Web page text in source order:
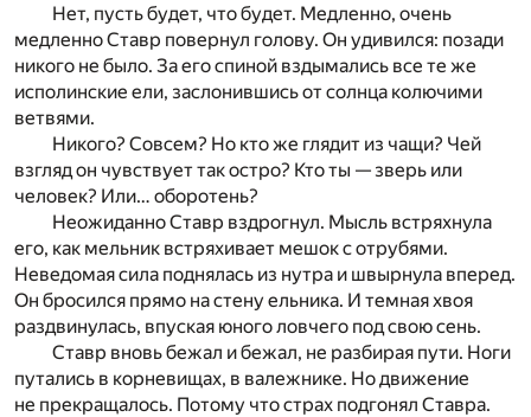
Нет, пусть будет, что будет. Медленно, очень
медленно Ставр повернул голову. Он удивился: позади
никого не было. За его спиной вздымались все те же
исполинские ели, заслонившись от солнца колючими
ветвями.
Никого? Совсем? Но кто же глядит из чащи? Чей
взгляд он чувствует так остро? Кто ты — зверь или
человек? Или… оборотень?
Неожиданно Ставр вздрогнул. Мысль встряхнула
его, как мельник встряхивает мешок с отрубями.
Неведомая сила поднялась из нутра и швырнула вперед.
Он бросился прямо на стену ельника. И темная хвоя
раздвинулась, впуская юного ловчего под свою сень.
Ставр вновь бежал и бежал, не разбирая пути. Ноги
путались в корневищах, в валежнике. Но движение
не прекращалось. Потому что страх подгонял Ставра.